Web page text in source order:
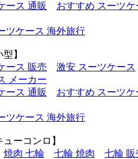
ース 通販
おすすめ スーツケ
ツケース 海外旅行
】
ース 販売
激安 スーツケース
メーカー
ース 通販
おすすめ スーツケ
ツケース 海外旅行
ーコンロ】
焼肉 七輪 七輪 焼肉 七輪 販